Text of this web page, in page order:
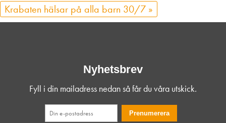
Krabaten hälsar på alla barn 30/7 »
Nyhetsbrev
Fyll i din mailadress nedan så får du våra utskick.